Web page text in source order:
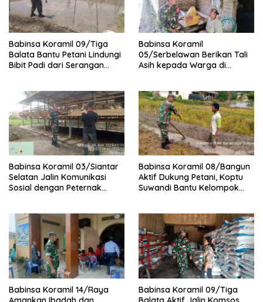
Babinsa Koramil 09/Tiga
Balata Bantu Petani Lindungi
Bibit Padi dari Serangan
Babinsa Koramil
05/Serbelawan Berikan Tali
Asih kepada Warga di
Babinsa Koramil 03/Siantar
Selatan Jalin Komunikasi
Sosial dengan Peternak
Babinsa Koramil 08/Bangun
Aktif Dukung Petani, Koptu
Suwandi Bantu Kelompok
Babinsa Koramil 14/Raya
Babinsa Koramil 09/Tiga